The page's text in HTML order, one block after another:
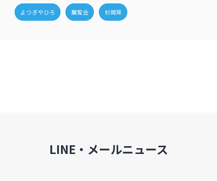
よつぎやひろ 展覧会 杉岡栞
LINE・メールニュース